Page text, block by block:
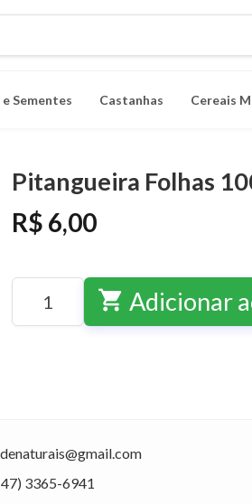
Sementes Castanhas Cereais
Pitangueira Folhas
R$ 6,00
shopping_cart Adicionar
3365-6941